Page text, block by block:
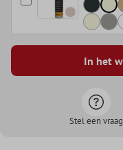
In het
Stel een vraag